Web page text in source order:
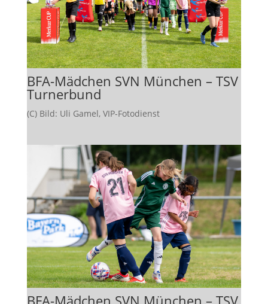
BFA-Mädchen SVN München – TSV
Turnerbund
(C) Bild: Uli Gamel, VIP-Fotodienst